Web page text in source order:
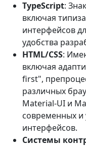
TypeScript:
включая
интерфейсов
удобства
HTML/CSS:
включая
first",
различных
Material-UI и
современных и
интерфейсов.
Системы